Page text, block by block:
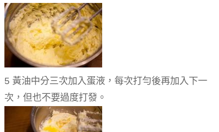
5 黃油中分三次加入蛋液，每次打勻後再加入下一
次，但也不要過度打發。